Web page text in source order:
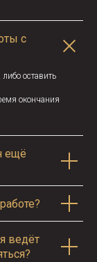
с
оставить
окончания
ещё
ведёт